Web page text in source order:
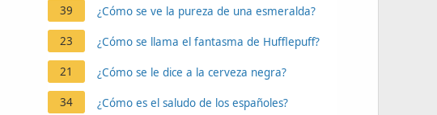
39 ¿Cómo se ve la pureza de una esmeralda?
23 ¿Cómo se llama el fantasma de Hufflepuff?
21 ¿Cómo se le dice a la cerveza negra?
34 ¿Cómo es el saludo de los españoles?